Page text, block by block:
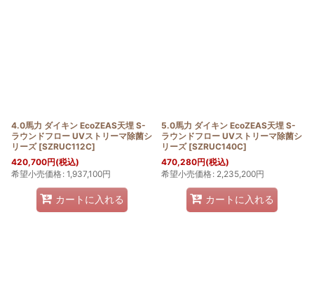
4.0馬力 ダイキン EcoZEAS天埋 S-
ラウンドフロー UVストリーマ除菌シ
リーズ [SZRUC112C]
420,700円(税込)
希望小売価格: 1,937,100円
カートに入れる
5.0馬力 ダイキン EcoZEAS天埋 S-
ラウンドフロー UVストリーマ除菌シ
リーズ [SZRUC140C]
470,280円(税込)
希望小売価格: 2,235,200円
カートに入れる